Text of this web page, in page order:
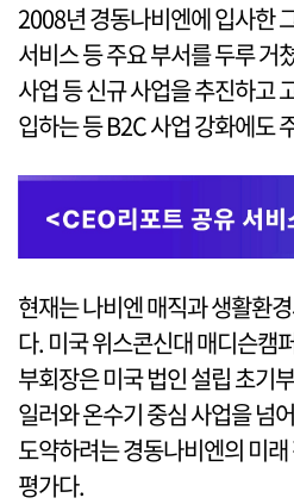
2008년 경동나비엔에 입사한
서비스 등 주요 부서를 두루 거
사업 등 신규 사업을 추진하고
입하는 등 B2C 사업 강화에도
현재는 나비엔 매직과 생활환
다. 미국 위스콘신대 매디슨캠
부회장은 미국 법인 설립 초기
일러와 온수기 중심 사업을 넘
도약하려는 경동나비엔의 미
평가다.